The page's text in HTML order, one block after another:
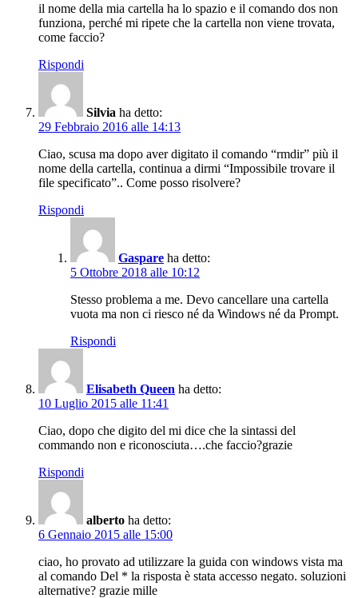
il nome della mia cartella ha lo spazio e il comando dos non
funziona, perché mi ripete che la cartella non viene trovata,
come faccio?
Rispondi
Silvia ha detto:
29 Febbraio 2016 alle 14:13
Ciao, scusa ma dopo aver digitato il comando “rmdir” più il
nome della cartella, continua a dirmi “Impossibile trovare il
file specificato”.. Come posso risolvere?
Rispondi
Gaspare ha detto:
5 Ottobre 2018 alle 10:12
Stesso problema a me. Devo cancellare una cartella
vuota ma non ci riesco né da Windows né da Prompt.
Rispondi
Elisabeth Queen ha detto:
10 Luglio 2015 alle 11:41
Ciao, dopo che digito del mi dice che la sintassi del
commando non e riconosciuta….che faccio?grazie
Rispondi
alberto ha detto:
6 Gennaio 2015 alle 15:00
ciao, ho provato ad utilizzare la guida con windows vista ma
al comando Del * la risposta è stata accesso negato. soluzioni
alternative? grazie mille